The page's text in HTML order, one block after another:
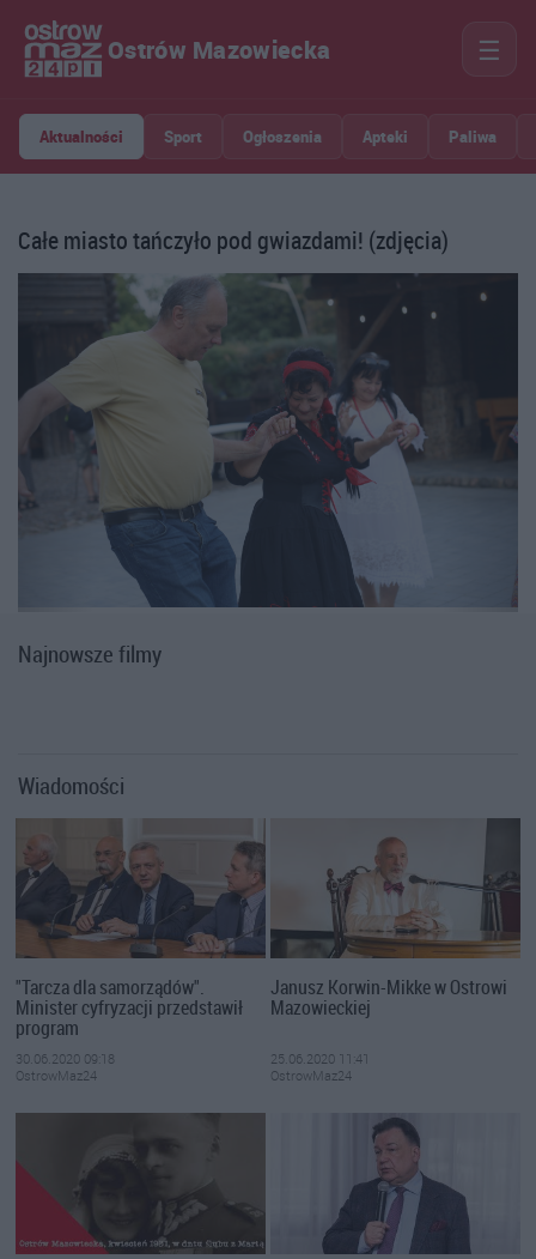
Ostrów Mazowiecka ☰
Aktualności Sport Ogłoszenia Apteki Paliwa
Całe miasto tańczyło pod gwiazdami! (zdjęcia)
Najnowsze filmy
Wiadomości
"Tarcza dla samorządów".
Minister cyfryzacji przedstawił
program
30.06.2020 09:18
OstrowMaz24
Janusz Korwin-Mikke w Ostrowi
Mazowieckiej
25.06.2020 11:41
OstrowMaz24